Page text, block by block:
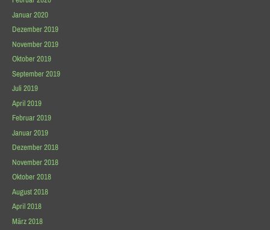
Januar 2020
Dezember 2019
November 2019
Oktober 2019
September 2019
Juli 2019
April 2019
Februar 2019
Januar 2019
Dezember 2018
November 2018
Oktober 2018
August 2018
April 2018
März 2018